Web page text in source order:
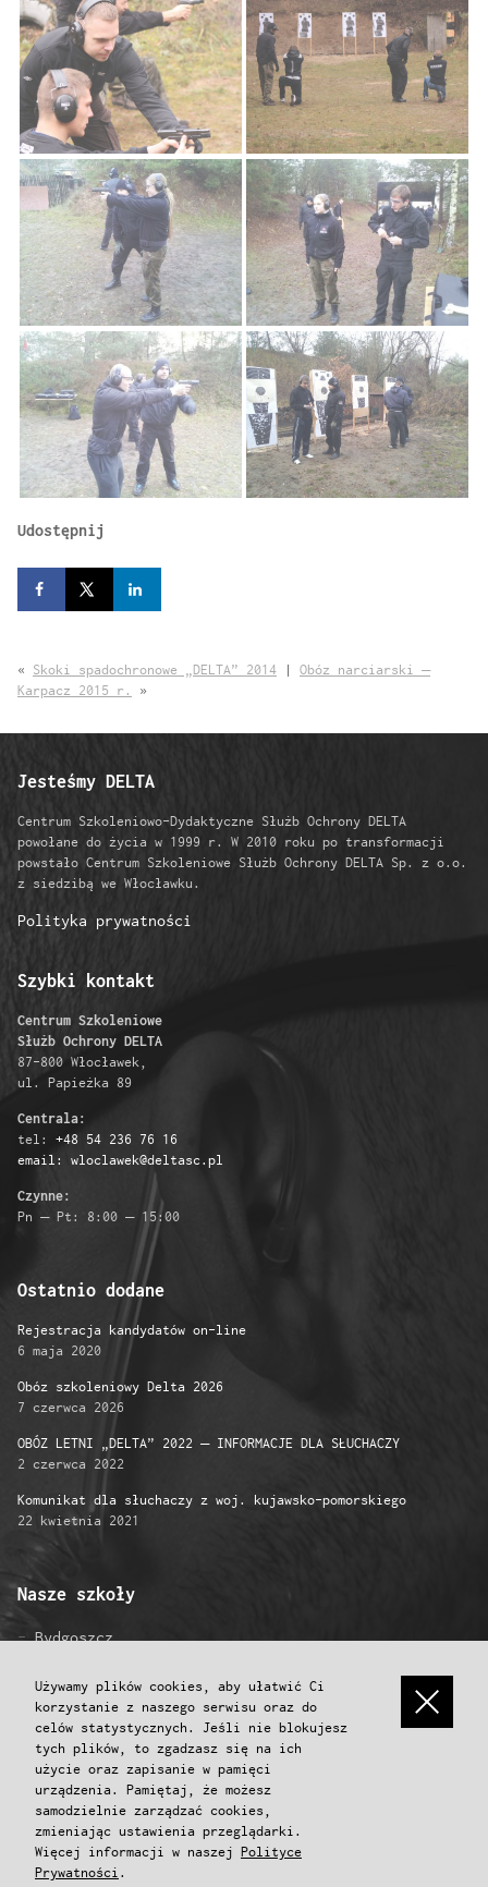
Używamy plików cookies, aby ułatwić Ci
korzystanie z naszego serwisu oraz do
celów statystycznych. Jeśli nie blokujesz
tych plików, to zgadzasz się na ich
użycie oraz zapisanie w pamięci
urządzenia. Pamiętaj, że możesz
samodzielnie zarządzać cookies,
zmieniając ustawienia przeglądarki.
Więcej informacji w naszej Polityce
Prywatności .
Udostępnij
« Skoki spadochronowe „DELTA” 2014 | Obóz narciarski –
Karpacz 2015 r.
»
Jesteśmy DELTA
Centrum Szkoleniowo-Dydaktyczne Służb Ochrony DELTA
powołane do życia w 1999 r. W 2010 roku po transformacji
powstało Centrum Szkoleniowe Służb Ochrony DELTA Sp. z o.o.
z siedzibą we Włocławku.
Polityka prywatności
Szybki kontakt
Centrum Szkoleniowe
Służb Ochrony DELTA
87-800 Włocławek,
ul. Papieżka 89
Centrala:
tel: +48 54 236 76 16
email: wloclawek@deltasc.pl
Czynne:
Pn – Pt: 8:00 – 15:00
Ostatnio dodane
Rejestracja kandydatów on-line
6 maja 2020
Obóz szkoleniowy Delta 2026
7 czerwca 2026
OBÓZ LETNI „DELTA” 2022 – INFORMACJE DLA SŁUCHACZY
2 czerwca 2022
Komunikat dla słuchaczy z woj. kujawsko-pomorskiego
22 kwietnia 2021
Nasze szkoły
Bydgoszcz
Grudziądz
Inowrocław
Konin
Koszalin
Poznań
Przemyśl
Toruń
Włocławek